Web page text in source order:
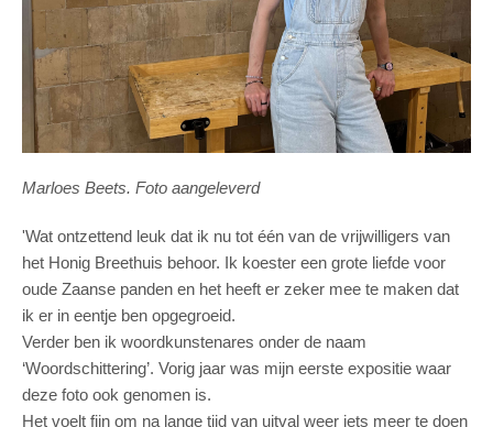
Marloes Beets. Foto aangeleverd
'Wat ontzettend leuk dat ik nu tot één van de vrijwilligers van
het Honig Breethuis behoor. Ik koester een grote liefde voor
oude Zaanse panden en het heeft er zeker mee te maken dat
ik er in eentje ben opgegroeid.
Verder ben ik woordkunstenares onder de naam
‘Woordschittering’. Vorig jaar was mijn eerste expositie waar
deze foto ook genomen is.
Het voelt fijn om na lange tijd van uitval weer iets meer te doen